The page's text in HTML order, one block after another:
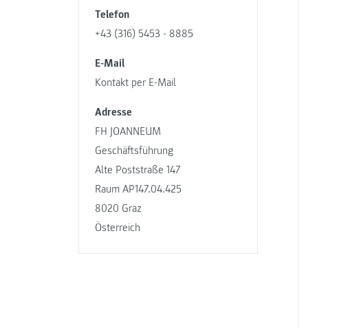
Telefon
+43 (316) 5453 - 8885
E-Mail
Kontakt per E-Mail
Adresse
FH JOANNEUM
Geschäftsführung
Alte Poststraße 147
Raum AP147.04.425
8020 Graz
Österreich